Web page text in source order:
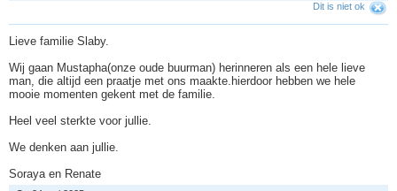
Dit is niet ok
Lieve familie Slaby.
Wij gaan Mustapha(onze oude buurman) herinneren als een hele lieve
man, die altijd een praatje met ons maakte.hierdoor hebben we hele
mooie momenten gekent met de familie.
Heel veel sterkte voor jullie.
We denken aan jullie.
Soraya en Renate